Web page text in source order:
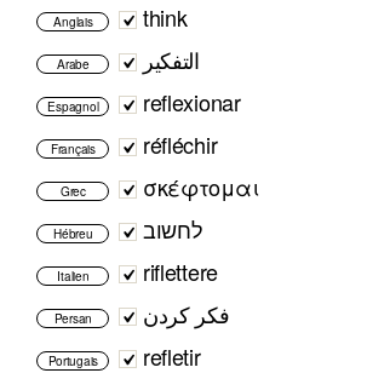
Anglais think
Arabe التفكير
Espagnol reflexionar
Français réfléchir
Grec σκέφτομαι
Hébreu לחשוב
Italien riflettere
Persan فکر کردن
Portugais refletir